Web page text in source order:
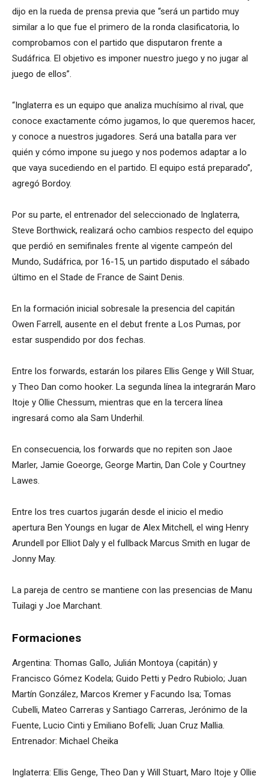
dijo en la rueda de prensa previa que “será un partido muy
similar a lo que fue el primero de la ronda clasificatoria, lo
comprobamos con el partido que disputaron frente a
Sudáfrica. El objetivo es imponer nuestro juego y no jugar al
juego de ellos”.
“Inglaterra es un equipo que analiza muchísimo al rival, que
conoce exactamente cómo jugamos, lo que queremos hacer,
y conoce a nuestros jugadores. Será una batalla para ver
quién y cómo impone su juego y nos podemos adaptar a lo
que vaya sucediendo en el partido. El equipo está preparado”,
agregó Bordoy.
Por su parte, el entrenador del seleccionado de Inglaterra,
Steve Borthwick, realizará ocho cambios respecto del equipo
que perdió en semifinales frente al vigente campeón del
Mundo, Sudáfrica, por 16-15, un partido disputado el sábado
último en el Stade de France de Saint Denis.
En la formación inicial sobresale la presencia del capitán
Owen Farrell, ausente en el debut frente a Los Pumas, por
estar suspendido por dos fechas.
Entre los forwards, estarán los pilares Ellis Genge y Will Stuar,
y Theo Dan como hooker. La segunda línea la integrarán Maro
Itoje y Ollie Chessum, mientras que en la tercera línea
ingresará como ala Sam Underhil.
En consecuencia, los forwards que no repiten son Jaoe
Marler, Jamie Goeorge, George Martin, Dan Cole y Courtney
Lawes.
Entre los tres cuartos jugarán desde el inicio el medio
apertura Ben Youngs en lugar de Alex Mitchell, el wing Henry
Arundell por Elliot Daly y el fullback Marcus Smith en lugar de
Jonny May.
La pareja de centro se mantiene con las presencias de Manu
Tuilagi y Joe Marchant.
Formaciones
Argentina: Thomas Gallo, Julián Montoya (capitán) y
Francisco Gómez Kodela; Guido Petti y Pedro Rubiolo; Juan
Martín González, Marcos Kremer y Facundo Isa; Tomas
Cubelli, Mateo Carreras y Santiago Carreras, Jerónimo de la
Fuente, Lucio Cinti y Emiliano Bofelli; Juan Cruz Mallia.
Entrenador: Michael Cheika
Inglaterra: Ellis Genge, Theo Dan y Will Stuart, Maro Itoje y Ollie